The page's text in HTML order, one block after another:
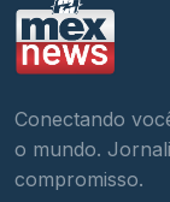
Conectando
o mundo.
compromisso.